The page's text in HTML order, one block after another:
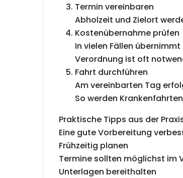
Termin vereinbaren
Abholzeit und Zielort
Kostenübernahme prüfen
In vielen Fällen
Verordnung ist oft
Fahrt durchführen
Am vereinbarten Tag
So werden
Praktische Tipps aus der
Eine gute Vorbereitung
Frühzeitig planen
Termine sollten möglichst im
Unterlagen bereithalten